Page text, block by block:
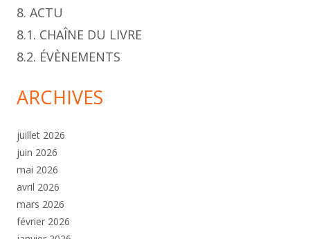
8. ACTU
8.1. CHAÎNE DU LIVRE
8.2. ÉVÈNEMENTS
ARCHIVES
juillet 2026
juin 2026
mai 2026
avril 2026
mars 2026
février 2026